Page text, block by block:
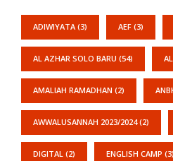
ADIWIYATA (3) AEF (3)
AL AZHAR SOLO BARU (54)
AMALIAH RAMADHAN (2)
AWWALUSANNAH 2023/2024(2)
DIGITAL (2) ENGLISH CAMP (3)